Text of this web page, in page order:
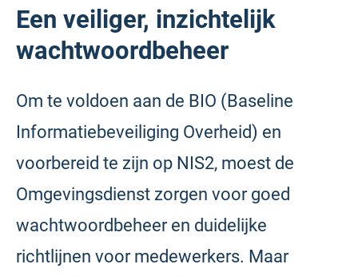
Een veiliger, inzichtelijk
wachtwoordbeheer
Om te voldoen aan de BIO (Baseline
Informatiebeveiliging Overheid) en
voorbereid te zijn op NIS2, moest de
Omgevingsdienst zorgen voor goed
wachtwoordbeheer en duidelijke
richtlijnen voor medewerkers. Maar